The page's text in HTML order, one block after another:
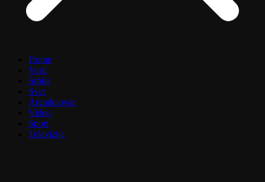
Home
Vesti
Srbija
Svet
Aranđelovac
Video
Sport
Televizija